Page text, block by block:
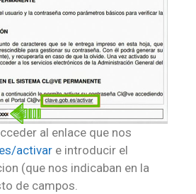
al enlace que nos
activar e introducir el
(que nos indicaban en la
de campos.